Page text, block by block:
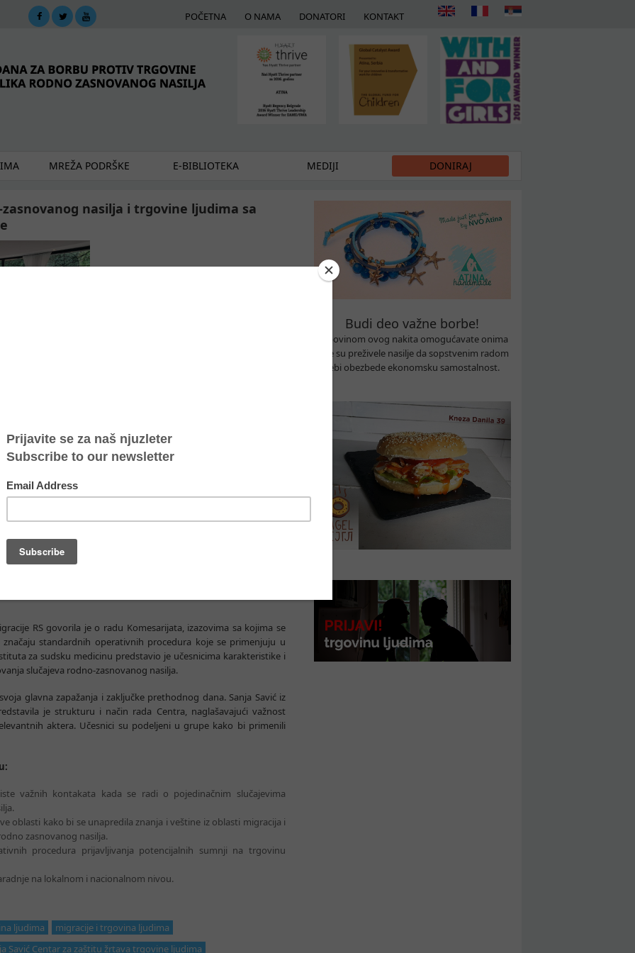
POČETNA O NAMA DONATORI KONTAKT
MREŽA PODRŠKE E-BIBLIOTEKA MEDIJI DONIRAJ
nasilja i trgovine ljudima sa
pod nazivom „Praktičari u borbi protiv rodno-zasnovanog
na migracije“ održan je u Somboru. Trening je organizovalo
Hrnjajk, programska menadžerka UG Atina, koja je predstavila
RS govorila je o radu Komesarijata, izazovima sa kojima se
standardnih operativnih procedura koje se primenjuju u
za sudsku medicinu predstavio je učesnicima karakteristike i
slučajeva rodno-zasnovanog nasilja.
glavna zapažanja i zaključke prethodnog dana. Sanja Savić iz
je strukturu i način rada Centra, naglašavajući važnost
aktera. Učesnici su podeljeni u grupe kako bi primenili
važnih kontakata kada se radi o pojedinačnim slučajevima
oblasti kako bi se unapredila znanja i veštine iz oblasti migracija i
zasnovanog nasilja.
procedura prijavljivanja potencijalnih sumnji na trgovinu
na lokalnom i nacionalnom nivou.
ljudima
migracije i trgovina ljudima
Savić Centar za zaštitu žrtava trgovine ljudima
Budi deo važne borbe!
Kupovinom ovog nakita omogućavate onima
koje su preživele nasilje da sopstvenim radom
sebi obezbede ekonomsku samostalnost.